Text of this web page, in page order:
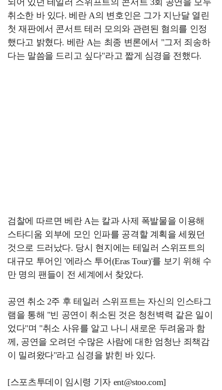
되어 있던 테일러 스위프트의 콘서트 3회 공연을 모두
취소한 바 있다. 베란 A의 변호인은 그가 지난달 열린
첫 재판에서 콘서트 테러 모의와 관련된 혐의를 인정
했다고 밝혔다. 베란 A는 최종 변론에서 "그저 죄송하
다는 말씀을 드리고 싶다"라고 짧게 심경을 전했다.
검찰에 따르면 베란 A는 칼과 사제 폭발물을 이용해
스타디움 외부에 모인 인파를 공격할 계획을 세웠던
것으로 드러났다. 당시 현지에는 테일러 스위프트의
대규모 투어인 '에라스 투어(Eras Tour)'를 보기 위해 수
만 명의 팬들이 전 세계에서 찾았다.
공연 취소 2주 후 테일러 스위프트는 자신의 인스타그
램을 통해 "빈 공연이 취소된 것은 청천벽력 같은 일이
었다"며 "취소 사유를 알고 나니 새로운 두려움과 함
께, 공연을 오려던 수많은 사람에 대한 엄청난 죄책감
이 밀려왔다"라고 심경을 밝힌 바 있다.
[스포츠투데이 임시령 기자 ent@stoo.com]